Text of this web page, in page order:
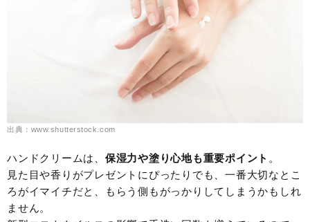
出典：www.shutterstock.com
ハンドクリームは、 保湿力や塗り心地も重要ポイント 。
見た目や香りがプレゼントにぴったりでも、一番大切なとこ
ろがイマイチだと、もらう側もがっかりしてしまうかもしれ
ません。